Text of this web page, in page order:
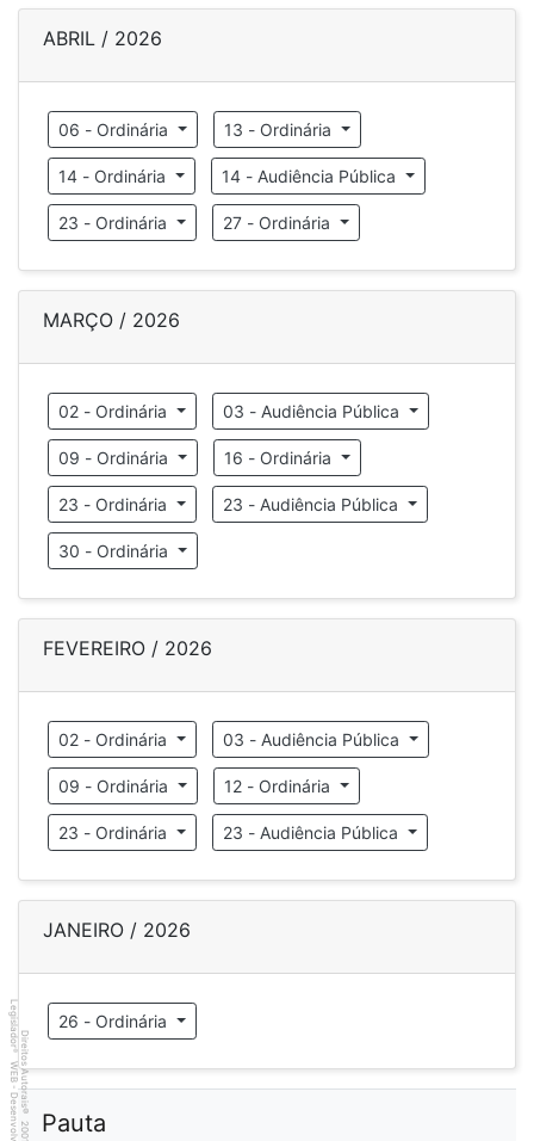
ABRIL / 2026
06 - Ordinária 13 - Ordinária
14 - Ordinária 14 - Audiência Pública
23 - Ordinária 27 - Ordinária
MARÇO / 2026
02 - Ordinária 03 - Audiência Pública
09 - Ordinária 16 - Ordinária
23 - Ordinária 23 - Audiência Pública
30 - Ordinária
FEVEREIRO / 2026
02 - Ordinária 03 - Audiência Pública
09 - Ordinária 12 - Ordinária
23 - Ordinária 23 - Audiência Pública
JANEIRO / 2026
26 - Ordinária
Pauta
Direitos Autorais
©
2001
Legislador
®